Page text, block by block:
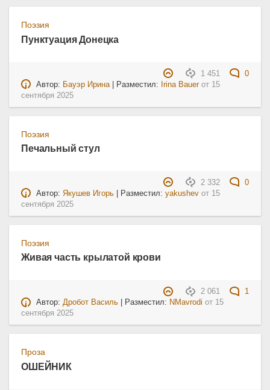
Поэзия
Пунктуация Донецка
1 451
0
Автор: Бауэр Ирина | Разместил: Irina Bauerот 15
сентября 2025
Поэзия
Печальный стул
2 332
0
Автор:Якушев Игорь | Разместил:yakushev от 15
сентября 2025
Поэзия
Живая часть крылатой крови
2 061
1
Автор:Дробот Василь | Разместил: NMavrodi от 15
сентября 2025
Проза
ОШЕЙНИК